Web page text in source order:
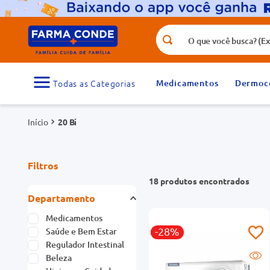
O que você busca? (Ex.: vitamina,
Medicamentos
20 Bi
Filtros
Departamento
Medicamentos
Saúde e Bem Estar
Regulador Intestinal
Beleza
18 produtos
-28%
Termos mais buscados
1
medicamento